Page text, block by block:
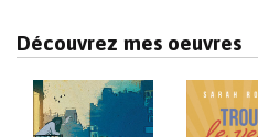
Découvrez mes oeuvres